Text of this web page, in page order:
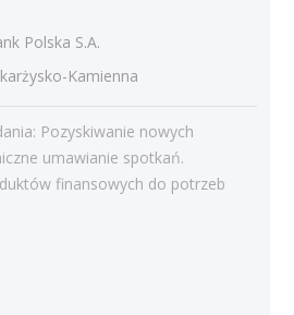
Polska S.A.
Kamienna
Pozyskiwanie nowych
umawianie spotkań.
finansowych do potrzeb